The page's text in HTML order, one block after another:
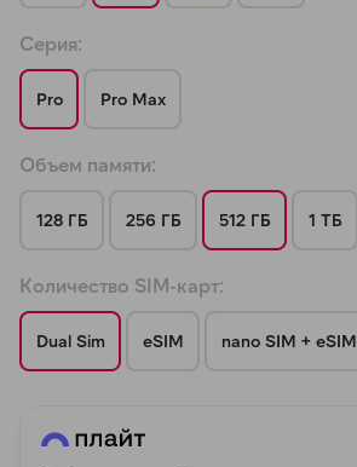
Серия:
Pro Pro Max
Объем памяти:
128 ГБ 256 ГБ 512 ГБ 1 ТБ
Количество SIM-карт:
Dual Sim eSIM nano SIM + eSIM